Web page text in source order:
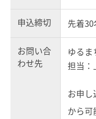
申込締切 先着30
お問い合
わせ先
ゆるま
担当
お申し
から可